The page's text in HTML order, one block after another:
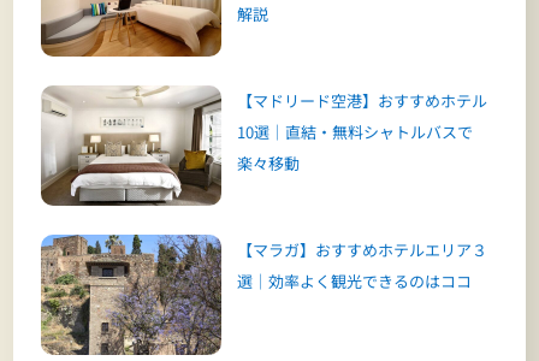
解説
【マドリード空港】おすすめホテル
10選｜直結・無料シャトルバスで
楽々移動
【マラガ】おすすめホテルエリア３
選｜効率よく観光できるのはココ